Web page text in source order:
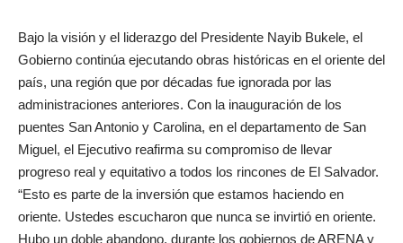
Bajo la visión y el liderazgo del Presidente Nayib Bukele, el
Gobierno continúa ejecutando obras históricas en el oriente del
país, una región que por décadas fue ignorada por las
administraciones anteriores. Con la inauguración de los
puentes San Antonio y Carolina, en el departamento de San
Miguel, el Ejecutivo reafirma su compromiso de llevar
progreso real y equitativo a todos los rincones de El Salvador.
“Esto es parte de la inversión que estamos haciendo en
oriente. Ustedes escucharon que nunca se invirtió en oriente.
Hubo un doble abandono, durante los gobiernos de ARENA y